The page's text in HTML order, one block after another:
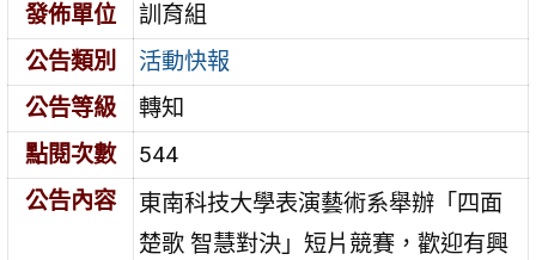
發佈單位
訓育組
公告類別
活動快報
公告等級
轉知
點閱次數
544
公告內容
東南科技大學表演藝術系舉辦「四面
楚歌 智慧對決」短片競賽，歡迎有興